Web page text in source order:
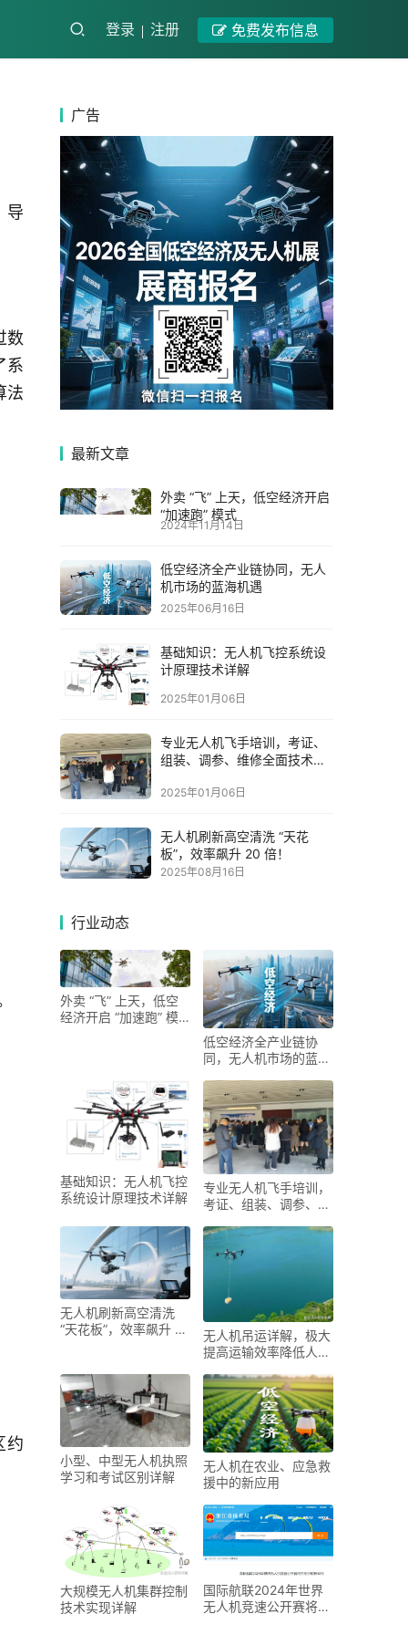
登录 注册 免费发布信息
导
数
系
法
约
广告
最新文章
外卖 “飞” 上天，低空经济开启
“加速跑” 模式
2024年11月14日
低空经济全产业链协同，无人
机市场的蓝海机遇
2025年06月16日
基础知识：无人机飞控系统设
计原理技术详解
2025年01月06日
专业无人机飞手培训，考证、
组装、调参、维修全面技术详
2025年01月06日
无人机刷新高空清洗 “天花
板”，效率飙升 20 倍！
2025年08月16日
行业动态
外卖 “飞” 上天，低空
经济开启 “加速跑” 模
低空经济全产业链协
同，无人机市场的蓝海
基础知识：无人机飞控
系统设计原理技术详解
专业无人机飞手培训，
考证、组装、调参、维
无人机刷新高空清洗
“天花板”，效率飙升 20
无人机吊运详解，极大
提高运输效率降低人工
小型、中型无人机执照
学习和考试区别详解
无人机在农业、应急救
援中的新应用
大规模无人机集群控制
技术实现详解
国际航联2024年世界
无人机竞速公开赛将在